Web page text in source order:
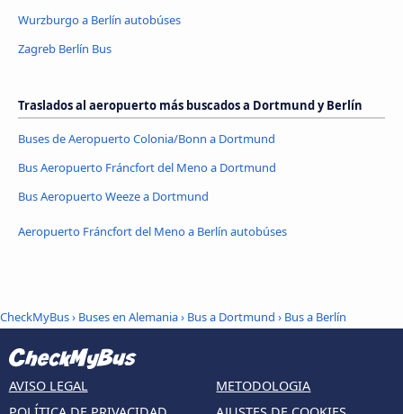
Wurzburgo a Berlín autobúses
Zagreb Berlín Bus
Traslados al aeropuerto más buscados a Dortmund y Berlín
Buses de Aeropuerto Colonia/Bonn a Dortmund
Bus Aeropuerto Fráncfort del Meno a Dortmund
Bus Aeropuerto Weeze a Dortmund
Aeropuerto Fráncfort del Meno a Berlín autobúses
CheckMyBus› Buses en Alemania› Bus a Dortmund › Bus a Berlín
AVISO LEGAL
METODOLOGIA